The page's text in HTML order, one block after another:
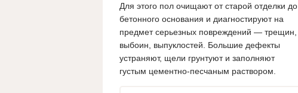
Для этого пол очищают от старой отделки до
бетонного основания и диагностируют на
предмет серьезных повреждений — трещин,
выбоин, выпуклостей. Большие дефекты
устраняют, щели грунтуют и заполняют
густым цементно-песчаным раствором.